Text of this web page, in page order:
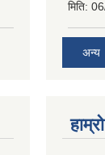
मिति:
अन्य